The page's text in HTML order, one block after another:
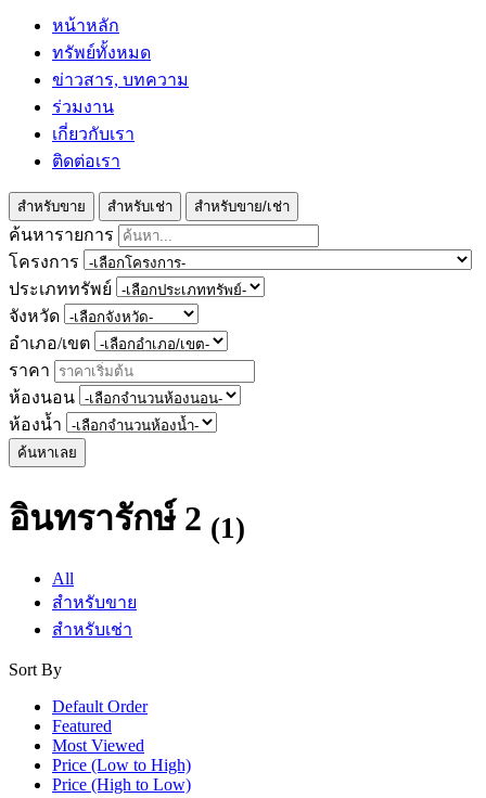
หน้าหลัก
ทรัพย์ทั้งหมด
ข่าวสาร, บทความ
ร่วมงาน
เกี่ยวกับเรา
ติดต่อเรา
สำหรับขาย สำหรับเช่า สำหรับขาย/เช่า
ค้นหารายการ
โครงการ
ประเภททรัพย์
จังหวัด
อำเภอ/เขต
ราคา
ห้องนอน
ห้องน้ำ
ค้นหาเลย
อินทรารักษ์ 2 (1)
All
สำหรับขาย
สำหรับเช่า
Sort By
Default Order
Featured
Most Viewed
Price (Low to High)
Price (High to Low)